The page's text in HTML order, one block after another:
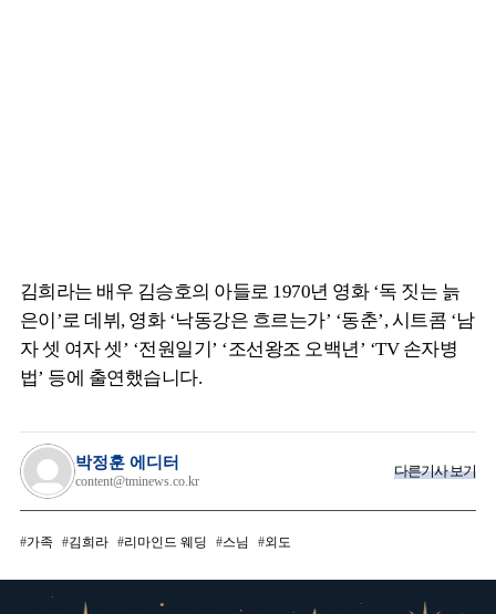
김희라는 배우 김승호의 아들로 1970년 영화 ‘독 짓는 늙
은이’로 데뷔, 영화 ‘낙동강은 흐르는가’ ‘동춘’, 시트콤 ‘남
자 셋 여자 셋’ ‘전원일기’ ‘조선왕조 오백년’ ‘TV 손자병
법’ 등에 출연했습니다.
박정훈 에디터
content@tminews.co.kr
다른기사 보기
가족 김희라 리마인드 웨딩 스님 외도